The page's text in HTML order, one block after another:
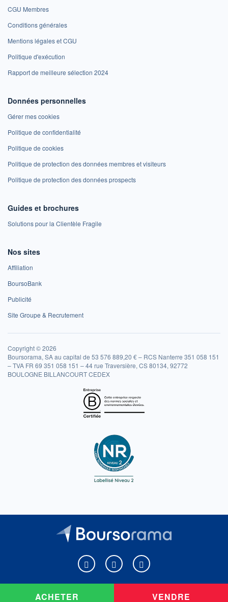
ACHETER VENDRE
CGU Membres
Conditions générales
Mentions légales et CGU
Politique d'exécution
Rapport de meilleure sélection 2024
Données personnelles
Gérer mes cookies
Politique de confidentialité
Politique de cookies
Politique de protection des données membres et visiteurs
Politique de protection des données prospects
Guides et brochures
Solutions pour la Clientèle Fragile
Nos sites
Affiliation
BoursoBank
Publicité
Site Groupe & Recrutement
Copyright © 2026
Boursorama, SA au capital de 53 576 889,20 € – RCS Nanterre 351 058 151
– TVA FR 69 351 058 151 – 44 rue Traversière, CS 80134, 92772
BOULOGNE BILLANCOURT CEDEX
Boursorama sur Facebook
Boursorama sur XBoursorama sur